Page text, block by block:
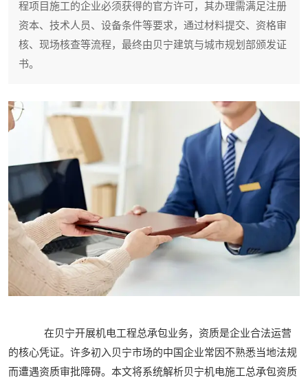
程项目施工的企业必须获得的官方许可，其办理需满足注册
资本、技术人员、设备条件等要求，通过材料提交、资格审
核、现场核查等流程，最终由贝宁建筑与城市规划部颁发证
书。
在贝宁开展机电工程总承包业务，资质是企业合法运营
的核心凭证。许多初入贝宁市场的中国企业常因不熟悉当地法规
而遭遇资质审批障碍。本文将系统解析贝宁机电施工总承包资质